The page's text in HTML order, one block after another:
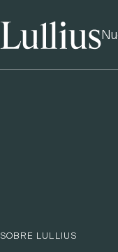
SOBRE LULLIUS